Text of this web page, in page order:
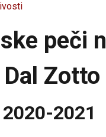
peči
Zotto
2021